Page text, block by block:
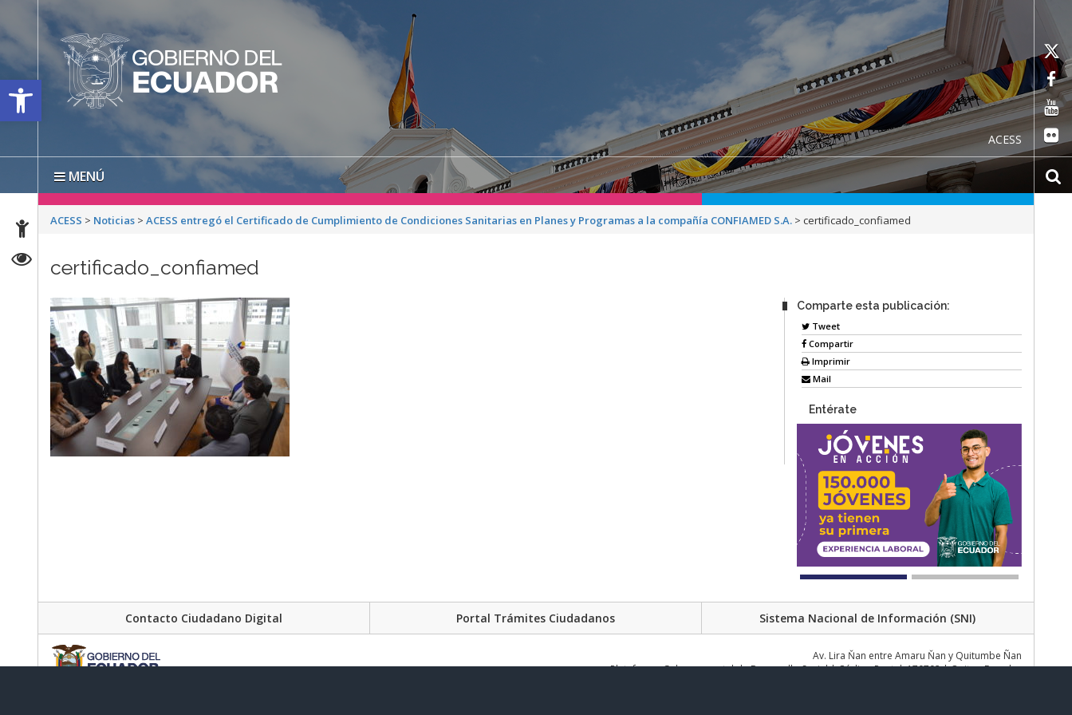
Open toolbar
ACESS
MENÚ
ACESS > Noticias >ACESS entregó el Certificado de Cumplimiento de Condiciones Sanitarias en Planes y Programas a la compañía CONFIAMED S.A. > certificado_confiamed
certificado_confiamed
Comparte esta publicación:
Tweet
Compartir
Imprimir
Mail
Entérate
Contacto Ciudadano Digital Portal Trámites Ciudadanos Sistema Nacional de Información (SNI)
Av. Lira Ňan entre Amaru Ňan y Quitumbe Ñan
Plataforma Gubernamental de Desarrollo Social | Código Postal: 170702 | Quito - Ecuador